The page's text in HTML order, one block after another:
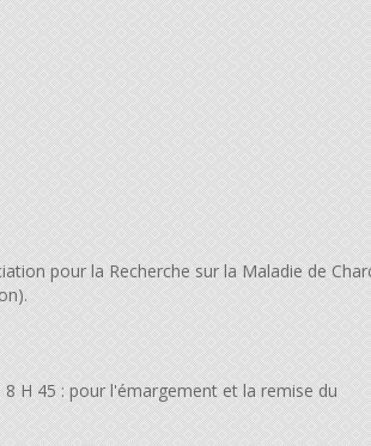
pour la Recherche sur la Maladie de
H 45 : pour l'émargement et la remise du